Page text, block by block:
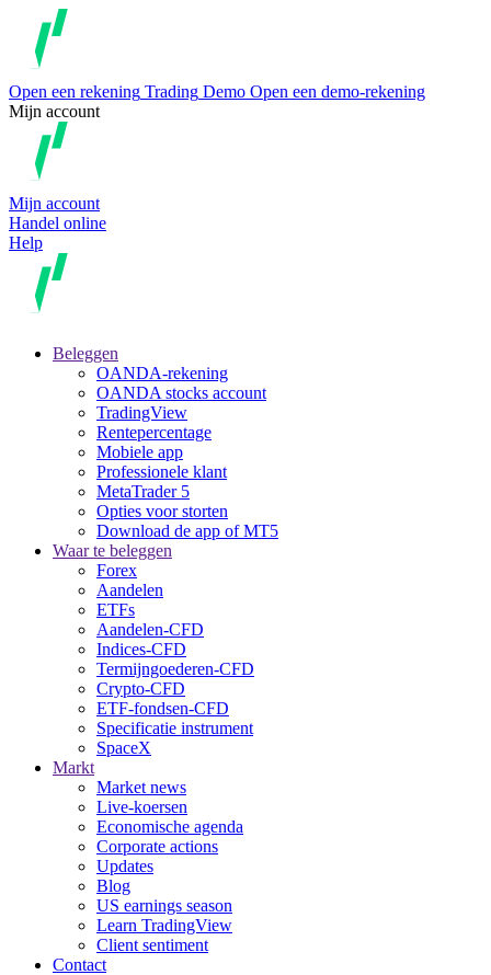
Open een rekening Trading Demo Open een demo-rekening
Mijn account
Mijn account
Handel online
Help
Beleggen
OANDA-rekening
OANDA stocks account
TradingView
Rentepercentage
Mobiele app
Professionele klant
MetaTrader 5
Opties voor storten
Download de app of MT5
Waar te beleggen
Forex
Aandelen
ETFs
Aandelen-CFD
Indices-CFD
Termijngoederen-CFD
Crypto-CFD
ETF-fondsen-CFD
Specificatie instrument
SpaceX
Markt
Market news
Live-koersen
Economische agenda
Corporate actions
Updates
Blog
US earnings season
Learn TradingView
Client sentiment
Contact